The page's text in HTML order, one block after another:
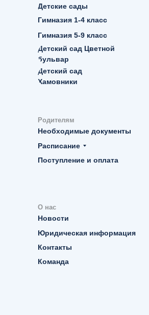
О нас
Новости
Юридическая информация
Контакты
Команда
Родителям
Необходимые документы
Расписание
Поступление и оплата
Детские сады
Гимназия 1-4 класс
Гимназия 5-9 класс
Детский сад Цветной
бульвар
Детский сад
Хамовники